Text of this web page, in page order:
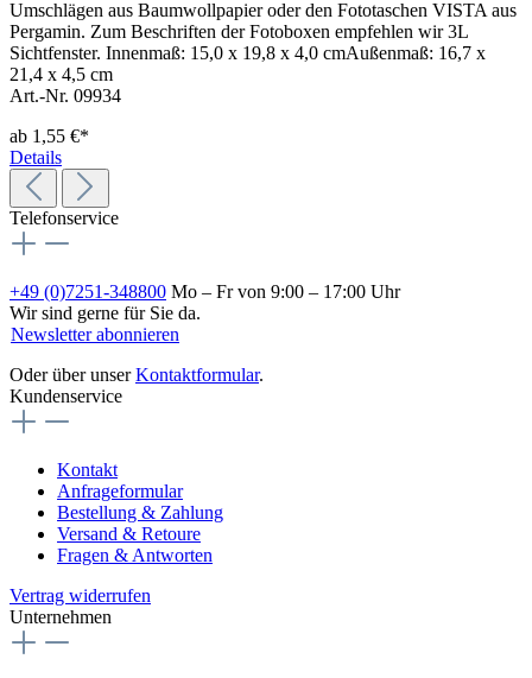
Umschlägen aus Baumwollpapier oder den Fototaschen VISTA aus
Pergamin. Zum Beschriften der Fotoboxen empfehlen wir 3L
Sichtfenster. Innenmaß: 15,0 x 19,8 x 4,0 cmAußenmaß: 16,7 x
21,4 x 4,5 cm
Art.-Nr. 09934
ab 1,55 €*
Details
Telefonservice
+49 (0)7251-348800 Mo – Fr von 9:00 – 17:00 Uhr
Wir sind gerne für Sie da.
Newsletter abonnieren
Oder über unserKontaktformular.
Kundenservice
Kontakt
Anfrageformular
Bestellung & Zahlung
Versand & Retoure
Fragen & Antworten
Vertrag widerrufen
Unternehmen